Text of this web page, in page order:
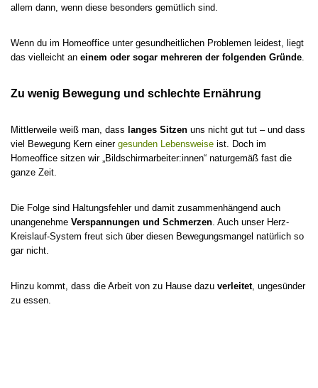
allem dann, wenn diese besonders gemütlich sind.
Wenn du im Homeoffice unter gesundheitlichen Problemen leidest, liegt
das vielleicht an einem oder sogar mehreren der folgenden Gründe.
Zu wenig Bewegung und schlechte Ernährung
Mittlerweile weiß man, dass langes Sitzen uns nicht gut tut – und dass
viel Bewegung Kern einer gesunden Lebensweise ist. Doch im
Homeoffice sitzen wir „Bildschirmarbeiter:innen“ naturgemäß fast die
ganze Zeit.
Die Folge sind Haltungsfehler und damit zusammenhängend auch
unangenehme Verspannungen und Schmerzen. Auch unser Herz-
Kreislauf-System freut sich über diesen Bewegungsmangel natürlich so
gar nicht.
Hinzu kommt, dass die Arbeit von zu Hause dazu verleitet, ungesünder
zu essen.